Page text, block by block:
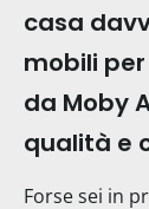
casa
mobili
da Moby
qualità e
Forse sei in